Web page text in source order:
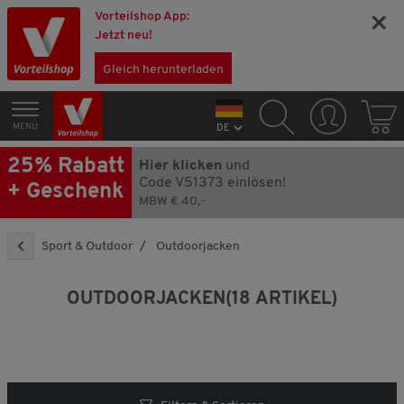
Vorteilshop App:
Jetzt neu!
Gleich herunterladen
×
MENÜ DE
25% Rabatt
+ Geschenk
Hier klicken und
Code V51373 einlösen!
MBW € 40,-
Sport & Outdoor Outdoorjacken
OUTDOORJACKEN(18 ARTIKEL)